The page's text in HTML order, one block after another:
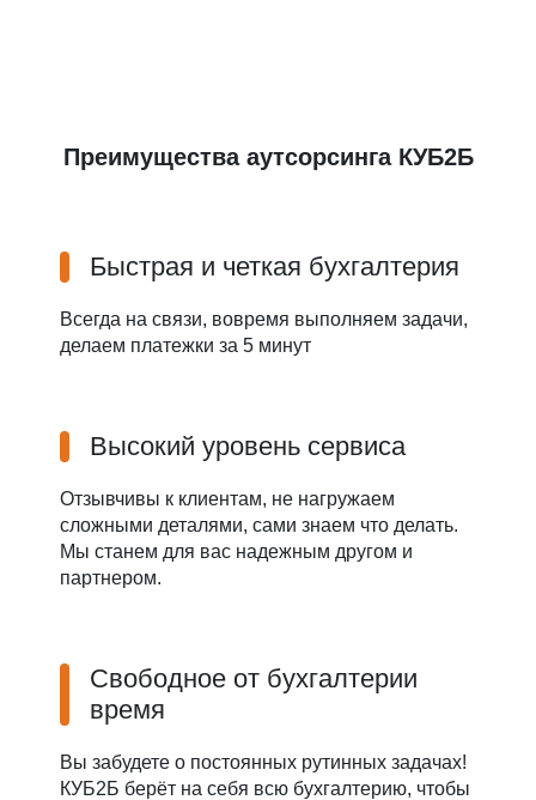
Преимущества аутсорсинга КУБ2Б
Быстрая и четкая бухгалтерия
Всегда на связи, вовремя выполняем задачи,
делаем платежки за 5 минут
Высокий уровень сервиса
Отзывчивы к клиентам, не нагружаем
сложными деталями, сами знаем что делать.
Мы станем для вас надежным другом и
партнером.
Свободное от бухгалтерии
время
Вы забудете о постоянных рутинных задачах!
КУБ2Б берёт на себя всю бухгалтерию, чтобы